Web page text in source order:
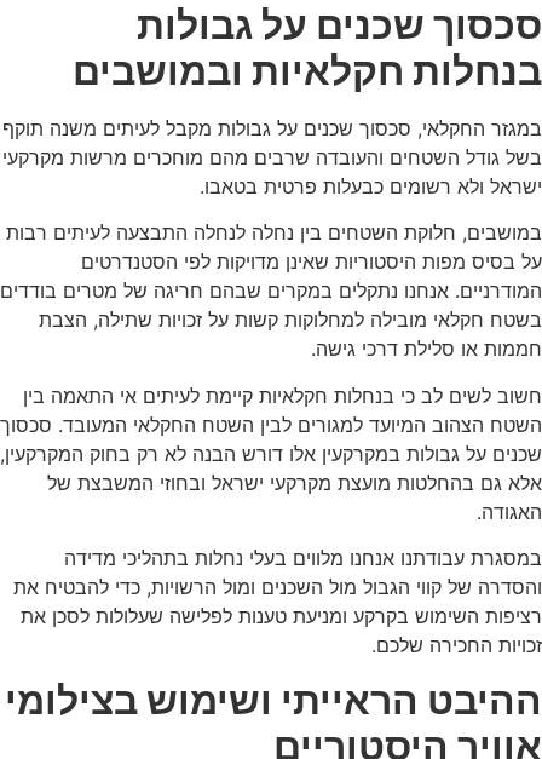
סכסוך שכנים על גבולות
בנחלות חקלאיות ובמושבים
במגזר החקלאי, סכסוך שכנים על גבולות מקבל לעיתים משנה תוקף
בשל גודל השטחים והעובדה שרבים מהם מוחכרים מרשות מקרקעי
ישראל ולא רשומים כבעלות פרטית בטאבו.
במושבים, חלוקת השטחים בין נחלה לנחלה התבצעה לעיתים רבות
על בסיס מפות היסטוריות שאינן מדויקות לפי הסטנדרטים
המודרניים. אנחנו נתקלים במקרים שבהם חריגה של מטרים בודדים
בשטח חקלאי מובילה למחלוקות קשות על זכויות שתילה, הצבת
חממות או סלילת דרכי גישה.
חשוב לשים לב כי בנחלות חקלאיות קיימת לעיתים אי התאמה בין
השטח הצהוב המיועד למגורים לבין השטח החקלאי המעובד. סכסוך
שכנים על גבולות במקרקעין אלו דורש הבנה לא רק בחוק המקרקעין,
אלא גם בהחלטות מועצת מקרקעי ישראל ובחוזי המשבצת של
האגודה.
במסגרת עבודתנו אנחנו מלווים בעלי נחלות בתהליכי מדידה
והסדרה של קווי הגבול מול השכנים ומול הרשויות, כדי להבטיח את
רציפות השימוש בקרקע ומניעת טענות לפלישה שעלולות לסכן את
זכויות החכירה שלכם.
ההיבט הראייתי ושימוש בצילומי
אוויר היסטוריים